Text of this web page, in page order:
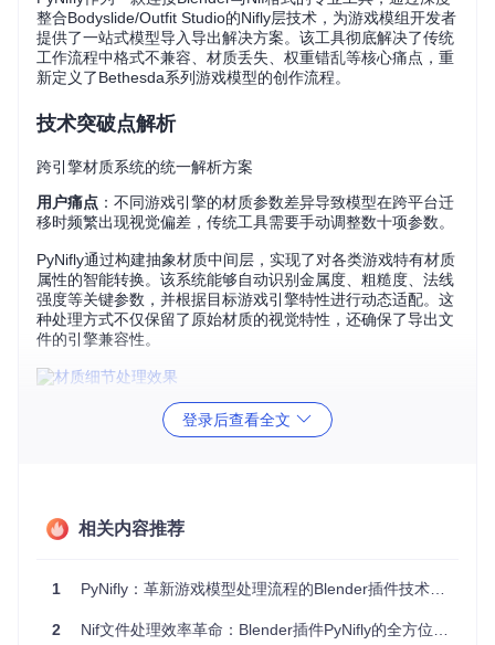
整合Bodyslide/Outfit Studio的Nifly层技术，为游戏模组开发者
提供了一站式模型导入导出解决方案。该工具彻底解决了传统
工作流程中格式不兼容、材质丢失、权重错乱等核心痛点，重
新定义了Bethesda系列游戏模型的创作流程。
技术突破点解析
跨引擎材质系统的统一解析方案
用户痛点 ：不同游戏引擎的材质参数差异导致模型在跨平台迁
移时频繁出现视觉偏差，传统工具需要手动调整数十项参数。
PyNifly通过构建抽象材质中间层，实现了对各类游戏特有材质
属性的智能转换。该系统能够自动识别金属度、粗糙度、法线
强度等关键参数，并根据目标游戏引擎特性进行动态适配。这
种处理方式不仅保留了原始材质的视觉特性，还确保了导出文
件的引擎兼容性。
基于拓扑分析的智能权重映射技术
目标骨骼的结构相似性，实现权重数据的精准迁移。该技术特
别适用于非人形生物模型和装备的权重处理，在保持权重精度
登录后查看全文
相关内容推荐
1 PyNifly：革新游戏模型处理流程的Blender插件技术解析
2 Nif文件处理效率革命：Blender插件PyNifly的全方位技术解析